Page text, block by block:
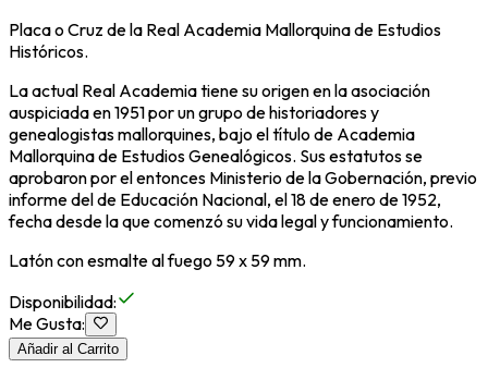
Placa o Cruz de la Real Academia Mallorquina de Estudios
Históricos.
La actual Real Academia tiene su origen en la asociación
auspiciada en 1951 por un grupo de historiadores y
genealogistas mallorquines, bajo el título de Academia
Mallorquina de Estudios Genealógicos. Sus estatutos se
aprobaron por el entonces Ministerio de la Gobernación, previo
informe del de Educación Nacional, el 18 de enero de 1952,
fecha desde la que comenzó su vida legal y funcionamiento.
Latón con esmalte al fuego 59 x 59 mm.
Disponibilidad:
Me Gusta:
Añadir al Carrito